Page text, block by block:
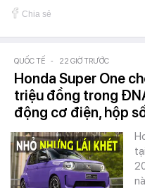
Chia sẻ
QUỐC TẾ - 22 GIỜ TRƯỚC
Honda Super One
triệu đồng trong
động cơ điện, hộp